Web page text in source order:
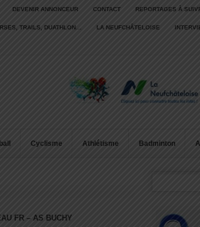
DEVENIR ANNONCEUR CONTACT REPORTAGES À
TRAILS, DUATHLON… LA NEUFCHÂTELOISE
Cyclisme Athlétisme Badminton
FR – AS BUCHY